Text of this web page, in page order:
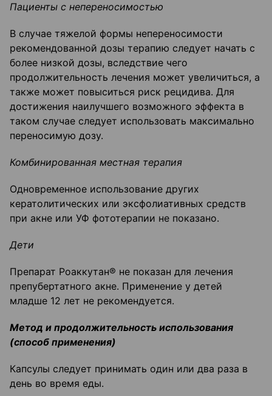
Пациенты с непереносимостью
В случае тяжелой формы непереносимости
рекомендованной дозы терапию следует начать с
более низкой дозы, вследствие чего
продолжительность лечения может увеличиться, а
также может повыситься риск рецидива. Для
достижения наилучшего возможного эффекта в
таком случае следует использовать максимально
переносимую дозу.
Комбинированная местная терапия
Одновременное использование других
кератолитических или эксфолиативных средств
при акне или УФ фототерапии не показано.
Дети
Препарат Роаккутан® не показан для лечения
препубертатного акне. Применение у детей
младше 12 лет не рекомендуется.
Метод и продолжительность использования
(способ применения)
Капсулы следует принимать один или два раза в
день во время еды.